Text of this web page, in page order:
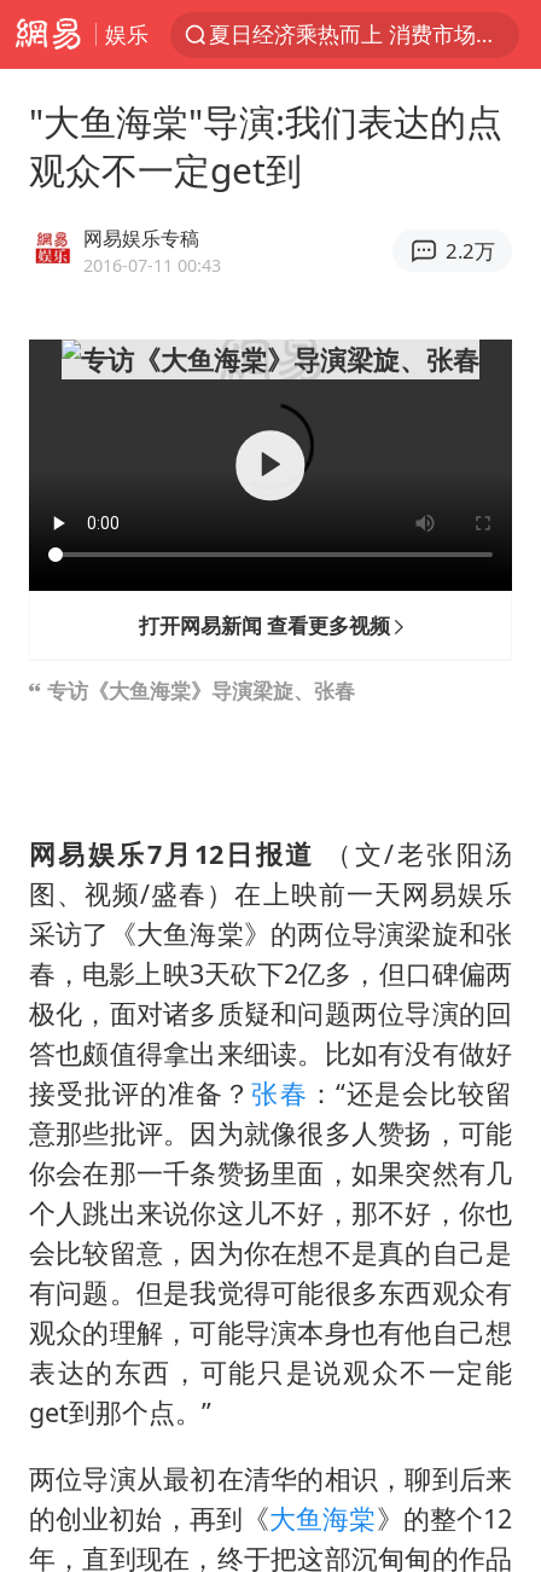
娱乐
夏日经济乘热而上 消费市场向新而行
于东来回应胖东来近25年老店年底关闭
独闯南太行的失联女生最后轨迹已确认
上海全力守护市民“菜篮子”
暑期研学游升温 在旅途中增长知识
猫咪过火把节被抹成黑猫
宝妈给四胞胎取名平安喜乐
"大鱼海棠"导演:我们表达的点
观众不一定get到
网易娱乐专稿
2016-07-11 00:43
2.2万
打开网易新闻 查看更多视频
专访《大鱼海棠》导演梁旋、张春
网易娱乐7月12日报道 （文/老张阳汤
图、视频/盛春）在上映前一天网易娱乐
采访了《大鱼海棠》的两位导演梁旋和张
春，电影上映3天砍下2亿多，但口碑偏两
极化，面对诸多质疑和问题两位导演的回
答也颇值得拿出来细读。比如有没有做好
接受批评的准备？张春 ：“还是会比较留
意那些批评。因为就像很多人赞扬，可能
你会在那一千条赞扬里面，如果突然有几
个人跳出来说你这儿不好，那不好，你也
会比较留意，因为你在想不是真的自己是
有问题。但是我觉得可能很多东西观众有
观众的理解，可能导演本身也有他自己想
表达的东西，可能只是说观众不一定能
get到那个点。”
两位导演从最初在清华的相识，聊到后来
的创业初始，再到《大鱼海棠》的整个12
年，直到现在，终于把这部沉甸甸的作品